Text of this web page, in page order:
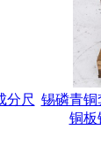
分尺 锡磷青铜
铜板